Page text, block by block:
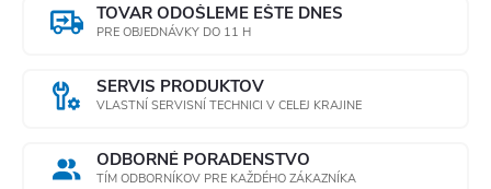
TOVAR ODOŠLEME EŠTE DNES
PRE OBJEDNÁVKY DO 11 H
SERVIS PRODUKTOV
VLASTNÍ SERVISNÍ TECHNICI V CELEJ KRAJINE
ODBORNÉ PORADENSTVO
TÍM ODBORNÍKOV PRE KAŽDÉHO ZÁKAZNÍKA